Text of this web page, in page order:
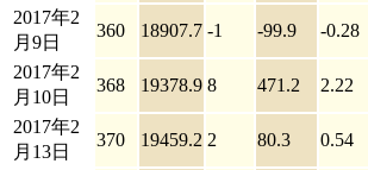
2017年2
月9日
360 18907.7 -1 -99.9 -0.28
2017年2
月10日
368 19378.9 8 471.2 2.22
2017年2
月13日
370 19459.2 2 80.3 0.54